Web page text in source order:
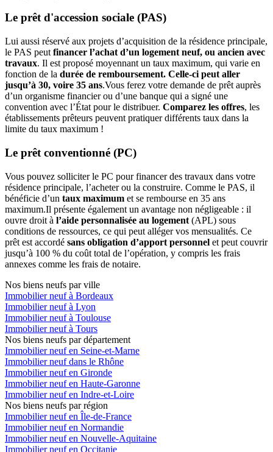
Le prêt d'accession sociale (PAS)
Lui aussi réservé aux projets d’acquisition de la résidence principale,
le PAS peut financer l’achat d’un logement neuf, ou ancien avec
travaux. Il est proposé moyennant un taux maximum, qui varie en
fonction de la durée de remboursement. Celle-ci peut aller
jusqu’à 30, voire 35 ans.Vous ferez votre demande de prêt auprès
d’un organisme financier ou d’une banque qui a signé une
convention avec l’État pour le distribuer. Comparez les offres, les
établissements prêteurs peuvent pratiquer différents taux dans la
limite du taux maximum !
Le prêt conventionné (PC)
Vous pouvez solliciter le PC pour financer des travaux dans votre
résidence principale, l’acheter ou la construire. Comme le PAS, il
bénéficie d’un taux maximum et se rembourse en 35 ans
maximum.Il présente également un avantage non négligeable : il
ouvre droit à l’aide personnalisée au logement (APL) sous
conditions de ressources, ce qui peut alléger vos mensualités. Ce
prêt est accordé sans obligation d’apport personnel et peut couvrir
jusqu’à 100 % du coût total de l’opération, y compris les frais
annexes comme les frais de notaire.
Nos biens neufs par ville
Immobilier neuf à Bordeaux
Immobilier neuf à Lyon
Immobilier neuf à Toulouse
Immobilier neuf à Tours
Nos biens neufs par département
Immobilier neuf en Seine-et-Marne
Immobilier neuf dans le Rhône
Immobilier neuf en Gironde
Immobilier neuf en Haute-Garonne
Immobilier neuf en Indre-et-Loire
Nos biens neufs par région
Immobilier neuf en Île-de-France
Immobilier neuf en Normandie
Immobilier neuf en Nouvelle-Aquitaine
Immobilier neuf en Occitanie